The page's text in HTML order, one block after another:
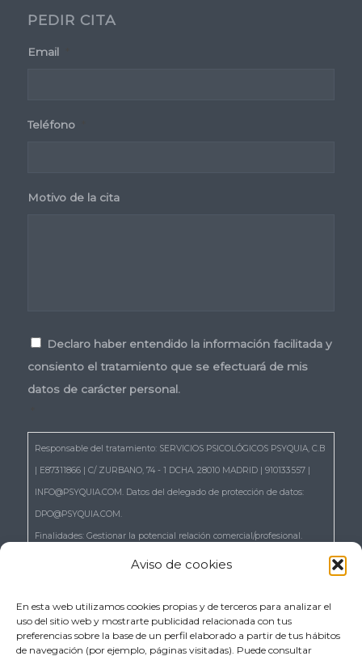
Aviso de cookies
En esta web utilizamos cookies propias y de terceros para analizar el
uso del sitio web y mostrarte publicidad relacionada con tus
preferencias sobre la base de un perfil elaborado a partir de tus hábitos
de navegación (por ejemplo, páginas visitadas). Puede consultar
PEDIR CITA
Email
Teléfono
Motivo de la cita
Declaro haber entendido la información facilitada y
consiento el tratamiento que se efectuará de mis
datos de carácter personal.
Responsable del tratamiento: SERVICIOS PSICOLÓGICOS PSYQUIA, C.B
| E87311866 | C/ ZURBANO, 74 - 1 DCHA. 28010 MADRID | 910133557 |
INFO@PSYQUIA.COM. Datos del delegado de protección de datos:
DPO@PSYQUIA.COM.
Finalidades: Gestionar la potencial relación comercial/profesional.
22 del RGPD, de acceso, rectificación, supresión, portabilidad,